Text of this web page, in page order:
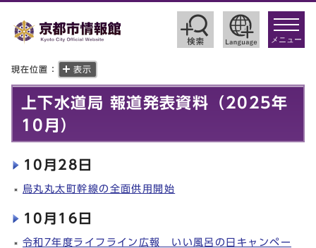
toggle
メニュー
現在位置： 表示
上下水道局 報道発表資料（2025年
10月）
10月28日
烏丸丸太町幹線の全面供用開始
10月16日
令和7年度ライフライン広報 いい風呂の日キャンペー